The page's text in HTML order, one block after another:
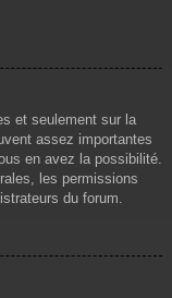
et seulement sur la
assez importantes
en avez la possibilité.
les permissions
du forum.